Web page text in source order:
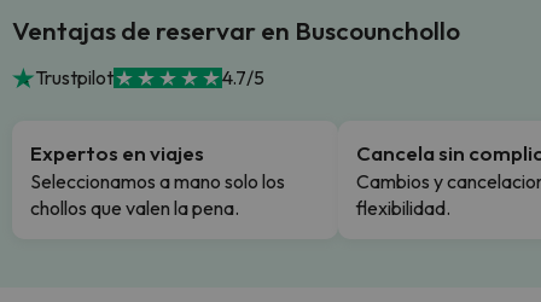
Ventajas de reservar en Buscounchollo
Trustpilot 4.7/5
Expertos en viajes
Seleccionamos a mano solo los
chollos que valen la pena.
Cancela sin
Cambios y
flexibilidad.